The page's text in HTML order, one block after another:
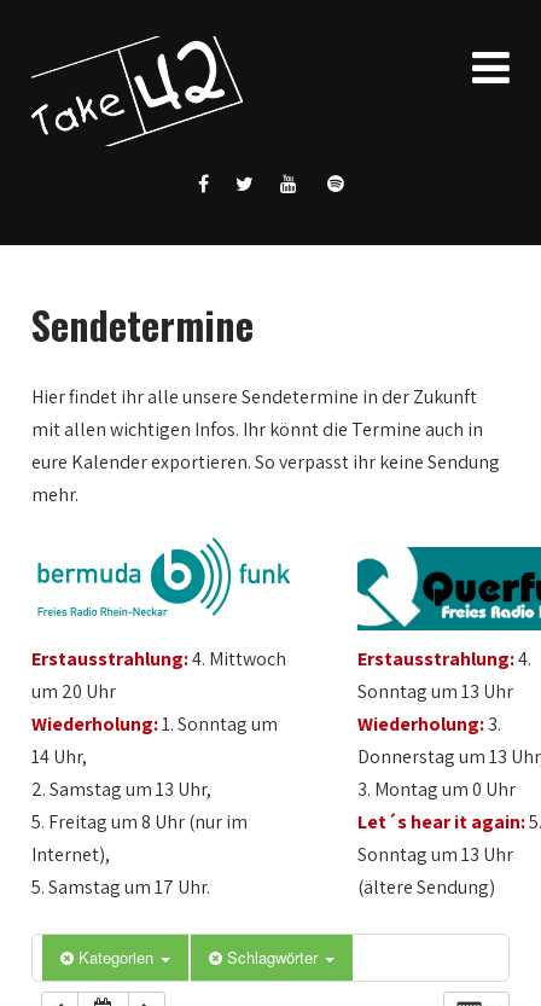
Sendetermine
Hier findet ihr alle unsere Sendetermine in der Zukunft
mit allen wichtigen Infos. Ihr könnt die Termine auch in
eure Kalender exportieren. So verpasst ihr keine Sendung
mehr.
Erstausstrahlung:4. Mittwoch
um 20 Uhr
Wiederholung:1. Sonntag um
14 Uhr,
2. Samstag um 13 Uhr,
5. Freitag um 8 Uhr (nur im
Internet),
5. Samstag um 17 Uhr.
Erstausstrahlung:4.
Sonntag um 13 Uhr
Wiederholung:3.
Donnerstag um 13
3. Montag um 0 Uhr
Let´s hear it again:
Sonntag um 13 Uhr
(ältere Sendung)
Kategorien Schlagwörter
1:00
2:00
3:00
5:00
6:00